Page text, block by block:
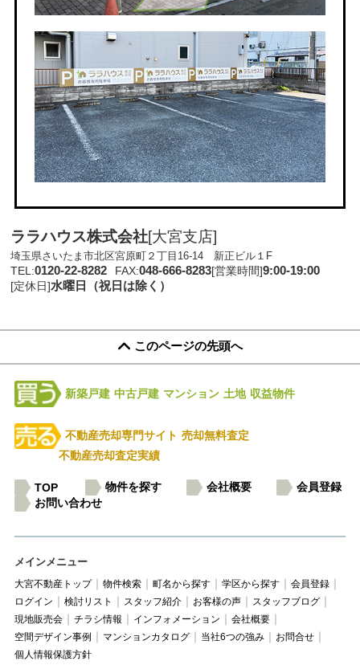
ララハウス株式会社[大宮支店]
埼玉県さいたま市北区宮原町２丁目16-14 新正ビル１F
TEL:0120-22-8282 FAX:048-666-8283[営業時間]9:00-19:00
[定休日]水曜日（祝日は除く）
このページの先頭へ
新築戸建 中古戸建 マンション 土地 収益物件
不動産売却専門サイト 売却無料査定
不動産売却査定実績
TOP 物件を探す 会社概要
会員登録
お問い合わせ
メインメニュー
大宮不動産トップ 物件検索 町名から探す 学区から探す
会員登録
ログイン
検討リスト スタッフ紹介 お客様の声
スタッフブログ
現地販売会
チラシ情報 インフォメーション
会社概要
空間デザイン事例
マンションカタログ 当社6つの強み
お問合せ
個人情報保護方針